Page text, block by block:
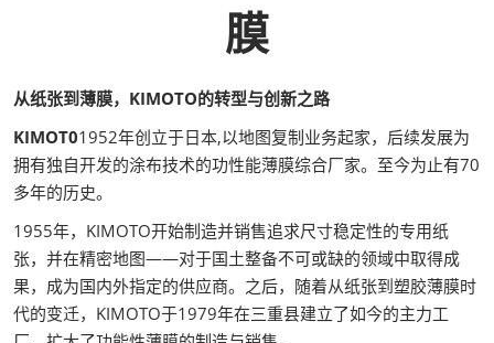
膜
从纸张到薄膜，KIMOTO的转型与创新之路
KIMOT01952年创立于日本,以地图复制业务起家，后续发展为
拥有独自开发的涂布技术的功性能薄膜综合厂家。至今为止有70
多年的历史。
1955年，KIMOTO开始制造并销售追求尺寸稳定性的专用纸
张，并在精密地图——对于国土整备不可或缺的领域中取得成
果，成为国内外指定的供应商。之后，随着从纸张到塑胶薄膜时
代的变迁，KIMOTO于1979年在三重县建立了如今的主力工